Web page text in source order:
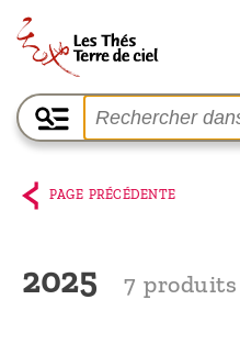
Accueil
La
boutique
Parmi les
PAGE PRÉCÉDENTE
2025 7 produits